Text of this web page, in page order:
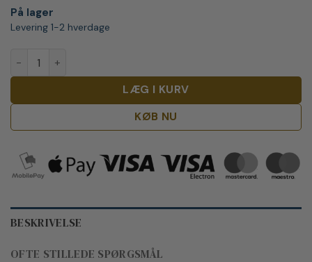
På lager
Levering 1-2 hverdage
LÆG I KURV
KØB NU
BESKRIVELSE
OFTE STILLEDE SPØRGSMÅL